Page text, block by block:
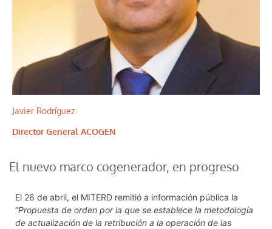
Javier Rodríguez
Director General ACOGEN
El nuevo marco cogenerador, en progreso
El 26 de abril, el MITERD remitió a información pública la
“Propuesta de orden por la que se establece la metodología
de actualización de la retribución a la operación de las